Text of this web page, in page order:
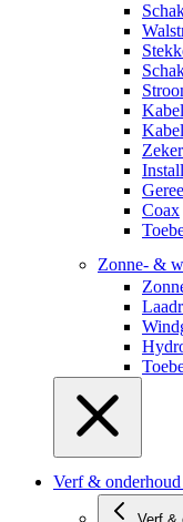
Coax
Zonne- &
Verf & onderhoud